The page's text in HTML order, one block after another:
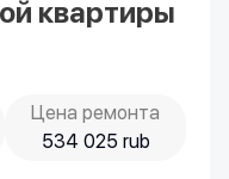
квартиры
Цена ремонта
534 025 rub